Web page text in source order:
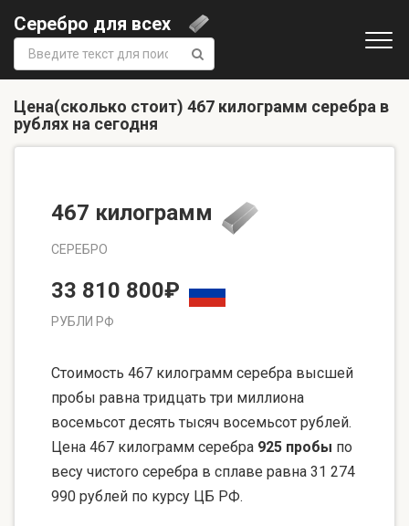
Серебро для всех
Поиск:
Цена(сколько стоит) 467 килограмм серебра в
рублях на сегодня
467 килограмм
СЕРЕБРО
33 810 800₽
РУБЛИ РФ
Стоимость 467 килограмм серебра высшей
пробы равна тридцать три миллиона
восемьсот десять тысяч восемьсот рублей.
Цена 467 килограмм серебра 925 пробы по
весу чистого серебра в сплаве равна 31 274
990 рублей по курсу ЦБ РФ.